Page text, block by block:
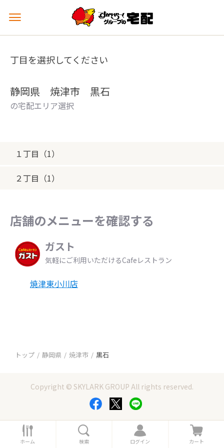
メ
ュ
を
丁目を選択してください
静岡県 焼津市 黒石
の宅配エリア選択
１丁目（1）
２丁目（1）
店舗のメニューを確認する
ガスト
気軽にご利用いただけるCafeレストラン
焼津東小川店
トップ 静岡県 焼津市 黒石
Copyright © SKYLARK GROUP All rights reserved.
ホ
ー
ホーム 索
検索
ロ
グ
ログイン
カ
ー
カート